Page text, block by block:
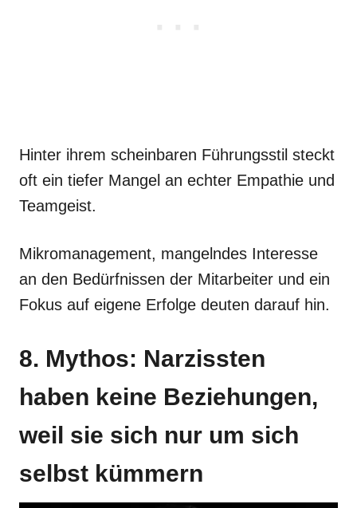
Hinter ihrem scheinbaren Führungsstil steckt
oft ein tiefer Mangel an echter Empathie und
Teamgeist.
Mikromanagement, mangelndes Interesse
an den Bedürfnissen der Mitarbeiter und ein
Fokus auf eigene Erfolge deuten darauf hin.
8. Mythos: Narzissten
haben keine Beziehungen,
weil sie sich nur um sich
selbst kümmern